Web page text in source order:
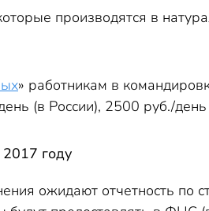
производятся в
» работникам в
(в России), 2500 руб./
году
ожидают отчетность по